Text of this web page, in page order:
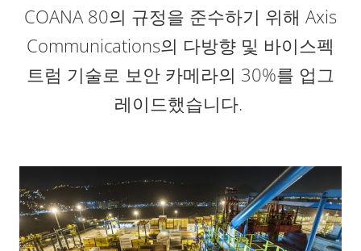
COANA 80의 규정을 준수하기 위해 Axis
Communications의 다방향 및 바이스펙
트럼 기술로 보안 카메라의 30%를 업그
레이드했습니다.